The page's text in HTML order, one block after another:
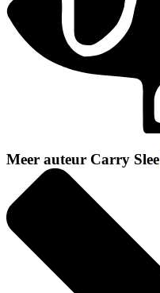
Meer auteur Carry Slee